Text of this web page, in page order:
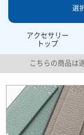
アクセサリー
トップ
選
こちらの商品は